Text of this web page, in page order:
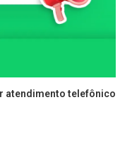
atendimento telefônico